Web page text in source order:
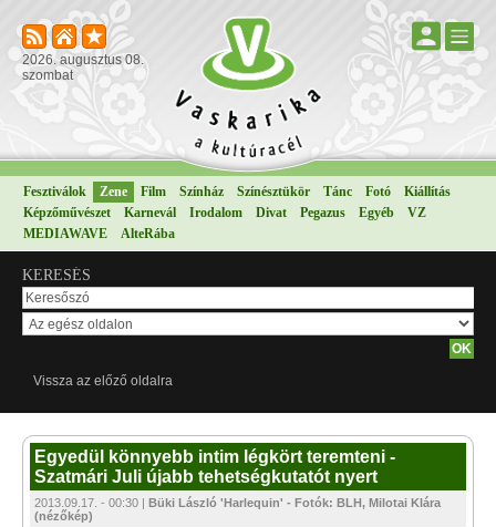
2026. augusztus 08.
szombat
Fesztiválok Zene Film Színház Színésztükör Tánc Fotó
Kiállítás
Képzőművészet
Karnevál Irodalom Divat Pegazus Egyéb
VZ
MEDIAWAVE
AlteRába
KERESÉS
Vissza az előző oldalra
Egyedül könnyebb intim légkört teremteni -
Szatmári Juli újabb tehetségkutatót nyert
2013.09.17. - 00:30 | Büki László 'Harlequin' - Fotók: BLH, Milotai Klára
(nézőkép)